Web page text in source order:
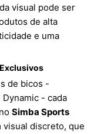
visual pode ser
de alta
e uma
de bicos -
- cada
Simba Sports
visual discreto, que